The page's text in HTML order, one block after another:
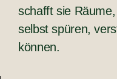
schafft sie
selbst spüren,
können.